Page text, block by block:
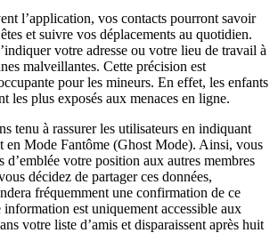
l’application, vos contacts pourront savoir
et suivre vos déplacements au quotidien.
votre adresse ou votre lieu de travail à
malveillantes. Cette précision est
pour les mineurs. En effet, les enfants
les plus exposés aux menaces en ligne.
tenu à rassurer les utilisateurs en indiquant
en Mode Fantôme (Ghost Mode). Ainsi, vous
d’emblée votre position aux autres membres
décidez de partager ces données,
fréquemment une confirmation de ce
est uniquement accessible aux
votre liste d’amis et disparaissent après huit